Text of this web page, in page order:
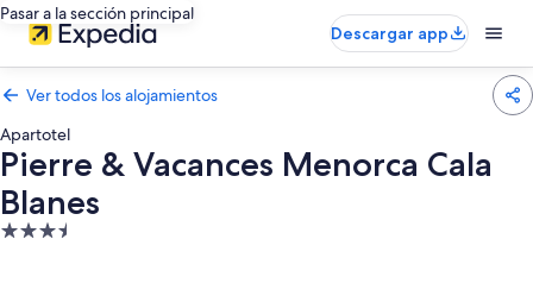
Pasar a la sección principal
Descargar app
Ver todos los alojamientos
Apartotel
Pierre & Vacances Menorca Cala
Blanes
Alojamiento